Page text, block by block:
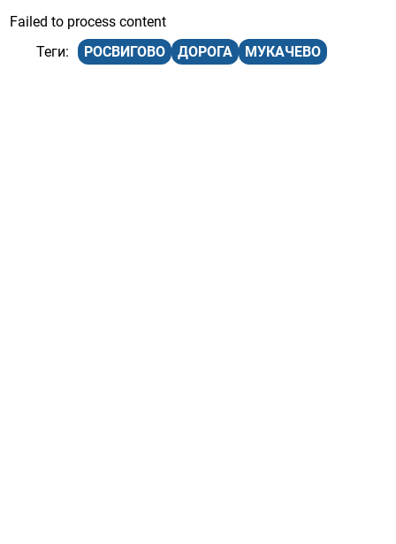
Failed to process content
РОСВИГОВО
ДОРОГА МУКАЧЕВО